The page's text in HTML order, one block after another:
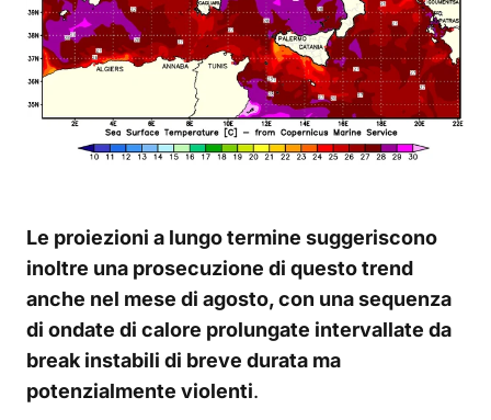
Le proiezioni a lungo termine suggeriscono
inoltre una prosecuzione di questo trend
anche nel mese di agosto, con una sequenza
di ondate di calore prolungate intervallate da
break instabili di breve durata ma
potenzialmente violenti.